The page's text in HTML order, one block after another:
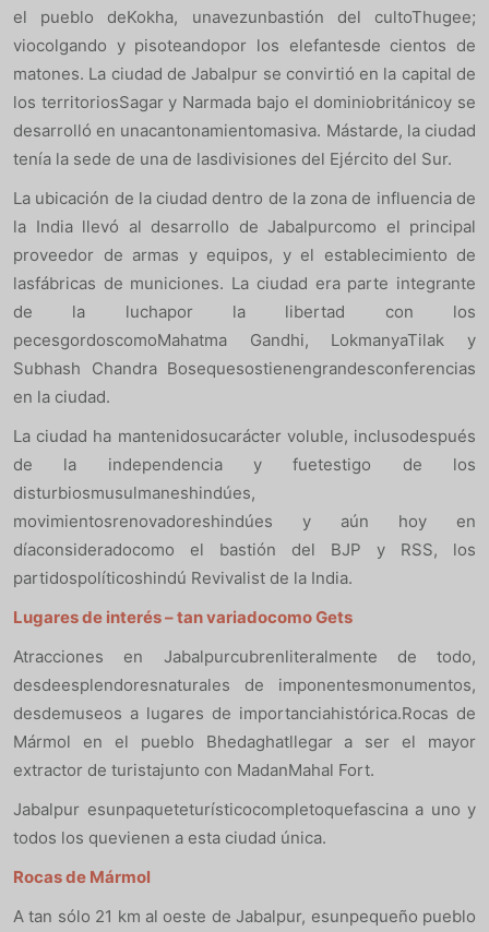
el pueblo deKokha, unavezunbastión del cultoThugee;
viocolgando y pisoteandopor los elefantesde cientos de
matones. La ciudad de Jabalpur se convirtió en la capital de
los territoriosSagar y Narmada bajo el dominiobritánicoy se
desarrolló en unacantonamientomasiva. Mástarde, la ciudad
tenía la sede de una de lasdivisiones del Ejército del Sur.
La ubicación de la ciudad dentro de la zona de influencia de
la India llevó al desarrollo de Jabalpurcomo el principal
proveedor de armas y equipos, y el establecimiento de
lasfábricas de municiones. La ciudad era parte integrante
de la luchapor la libertad con los
pecesgordoscomoMahatma Gandhi, LokmanyaTilak y
Subhash Chandra Bosequesostienengrandesconferencias
en la ciudad.
La ciudad ha mantenidosucarácter voluble, inclusodespués
de la independencia y fuetestigo de los
disturbiosmusulmaneshindúes,
movimientosrenovadoreshindúes y aún hoy en
díaconsideradocomo el bastión del BJP y RSS, los
partidospolíticoshindú Revivalist de la India.
Lugares de interés – tan variadocomo Gets
Atracciones en Jabalpurcubrenliteralmente de todo,
desdeesplendoresnaturales de imponentesmonumentos,
desdemuseos a lugares de importanciahistórica.Rocas de
Mármol en el pueblo Bhedaghatllegar a ser el mayor
extractor de turistajunto con MadanMahal Fort.
Jabalpur esunpaqueteturísticocompletoquefascina a uno y
todos los quevienen a esta ciudad única.
Rocas de Mármol
A tan sólo 21 km al oeste de Jabalpur, esunpequeño pueblo